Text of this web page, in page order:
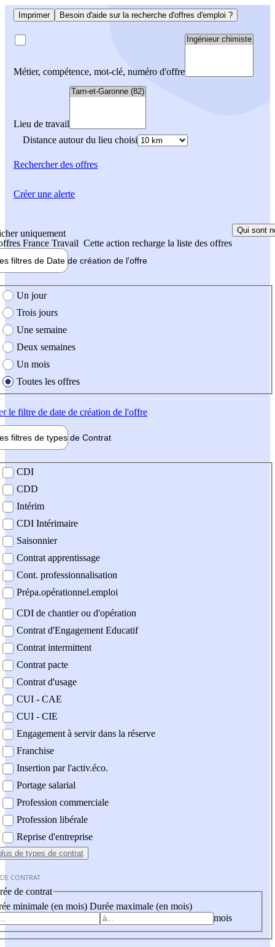
Imprimer Besoin d'aide sur la recherche d'offres d'emploi ?
Métier, compétence, mot-clé, numéro d'offre
Lieu de travail
Distance autour du lieu choisi
Rechercherdes offres
uniquement
France Travail Cette action recharge la liste des offres
Qui sont
filtres de Date de création de l'offre
création de l'offre
Un jour
Trois jours
Une semaine
Deux semaines
Un mois
Toutes les offres
le filtre de date de création de l'offre
filtres de types de Contrat
contrat
CDI
CDD
Intérim
CDI Intérimaire
Saisonnier
Contrat apprentissage
Cont. professionnalisation
Prépa.opérationnel.emploi
CDI de chantier ou d'opération
Contrat d'Engagement Educatif
Contrat intermittent
Contrat pacte
Contrat d'usage
CUI - CAE
CUI - CIE
Engagement à servir dans la réserve
Franchise
Insertion par l'activ.éco.
Portage salarial
Profession commerciale
Profession libérale
Reprise d'entreprise
de types de contrat
CONTRAT
de contrat
minimale (en mois) Durée maximale (en mois)
mois
Créer une alerte